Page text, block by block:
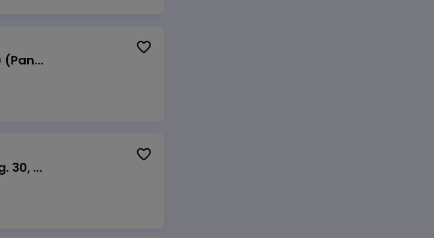
Manevrų operatorius (-ė) (Panevėžys) (Panevėžys, LT)
Taromato operatorius (-ė), Keramikų g. 30, Neveronys